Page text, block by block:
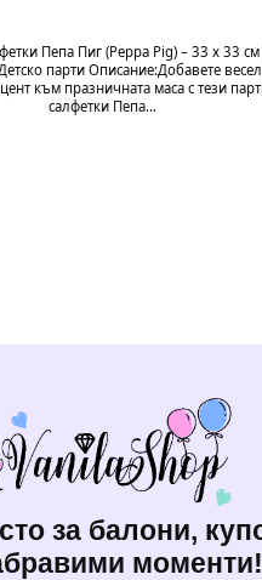
Пепа Пиг (Peppa Pig) – 33 x 33
парти Описание:Добавете
към празничната маса с тези
салфетки Пепа…
за балони,
моменти!